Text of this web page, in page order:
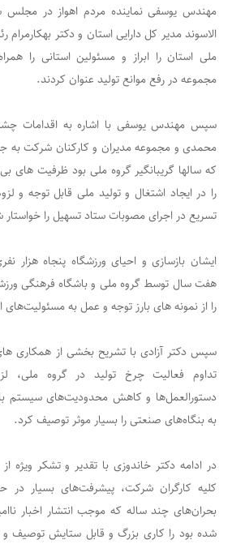
مهندس یوسفی نماینده مردم اهواز در مجلس
الاسوند مدیر کل دارایی استان و دکتر
ملی استان را ابراز و مسئولین استانی را
مجموعه در رفع موانع تولید عنوان کردند.
سپس مهندس یوسفی با اشاره به اقدامات
محمدی و مجموعه مدیران و کارکنان شرکت به
که سالها گریبانگیر گروه ملی بود ظرفیت های
را در ایجاد اشتغال و تولید ملی قابل توجه و
تسریع در اجرای مصوبات ستاد تسهیل را
ایشان بازسازی و احیای ورزشگاه پنجاه هزار
هفت سال توسط گروه ملی و باشگاه فرهنگی
را از نمونه های بارز توجه و عمل به
سپس دکتر آزادی با تشریح بخشی از همکاری
تداوم فعالیت چرخ تولید در گروه ملی،
دستورالعمل‌ها و کاهش محدودیت‌های سیستم
به بنگاه‌های صنعتی را بسیار موثر توصیف کرد.
در ادامه دکتر خاندوزی با تقدیر و تشکر ویژه
کلیه کارگران شرکت، پیشرفت‌های بسیار در
بحران‌های چند ساله که موجب انتشار اخبار
شده بود را کاری بزرگ و قابل ستایش توصیف و